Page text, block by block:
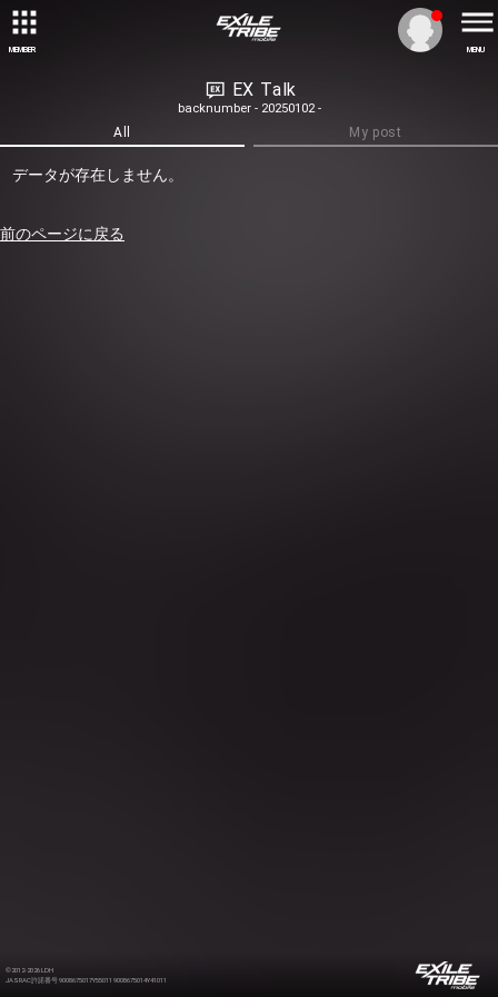
MEMBER MENU
EX Talk
backnumber - 20250102 -
All My post
データが存在しません。
前のページに戻る
©2012-2026 LDH
JASRAC許諾番号 9008675017Y55011 9008675014Y41011